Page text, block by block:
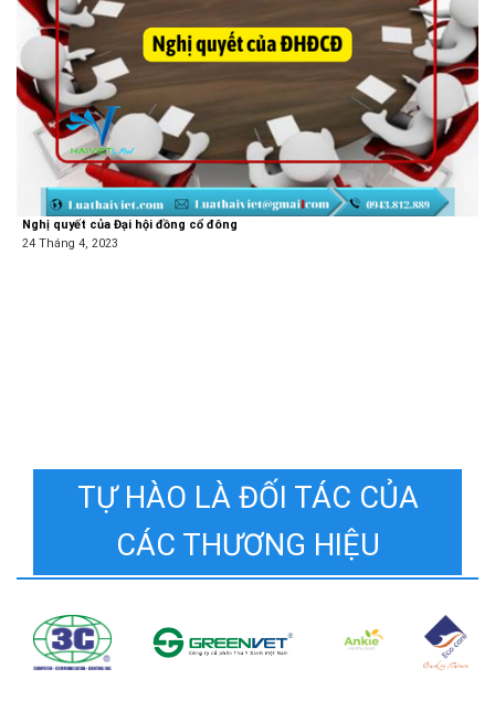
Nghị quyết của Đại hội đồng cổ đông
24 Tháng 4, 2023
TỰ HÀO LÀ ĐỐI TÁC CỦA
CÁC THƯƠNG HIỆU